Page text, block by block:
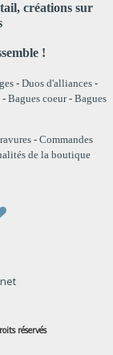
créations sur
!
- Duos d'alliances-
- Bagues coeur- Bagues
- Commandes
de la boutique
réservés